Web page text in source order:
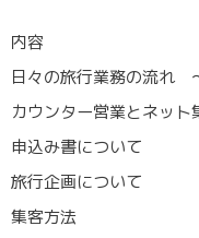
内容
日々の旅行業務の流れ
カウンター営業とネット
申込み書について
旅行企画について
集客方法